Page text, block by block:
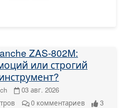
ZAS-802M:
или строгий
03 авг. 2026
0 комментариев
3